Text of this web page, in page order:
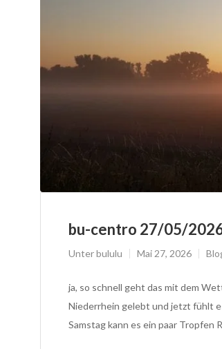
bu-centro 27/05/
Unterbululu Mai 27, 2026
ja, so schnell geht das mit dem
Niederrhein gelebt und jetzt fühlt
Samstag kann es ein paar Tropfen